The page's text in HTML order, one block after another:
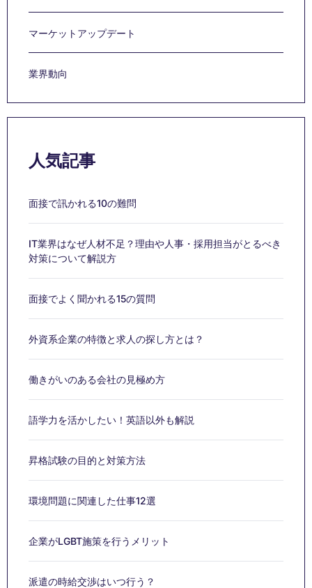
マーケットアップデート
業界動向
人気記事
面接で訊かれる10の難問
IT業界はなぜ人材不足？理由や人事・採用担当がとるべき
対策について解説方
面接でよく聞かれる15の質問
外資系企業の特徴と求人の探し方とは？
働きがいのある会社の見極め方
語学力を活かしたい！英語以外も解説
昇格試験の目的と対策方法
環境問題に関連した仕事12選
企業がLGBT施策を行うメリット
派遣の時給交渉はいつ行う？